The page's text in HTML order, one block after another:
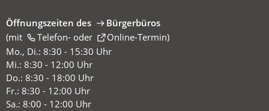
Öffnungszeiten des
Bürgerbüros
(mit
Telefon-oder Online-Termin
(Öffnet
in
einem
neuen
Tab)
)
Mo., Di.: 8:30 - 15:30 Uhr
Mi.: 8:30 - 12:00 Uhr
Do.: 8:30 - 18:00 Uhr
Fr.: 8:30 - 12:00 Uhr
Sa.: 8:00 - 12:00 Uhr